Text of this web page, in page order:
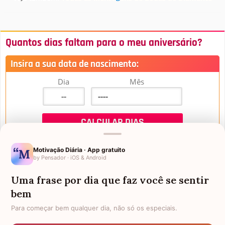
Quantos dias faltam para o meu aniversário?
Insira a sua data de nascimento:
Dia Mês
Mensagens de Aniversário
FALTAM 3 DIAS PARA O MEU
Motivação Diária · App gratuito
by Pensador · iOS & Android
Uma frase por dia que faz você se sentir
bem
Para começar bem qualquer dia, não só os especiais.